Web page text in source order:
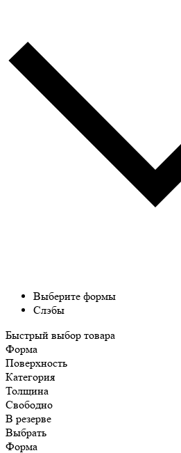
Выберите формы
Слэбы
Быстрый выбор товара
Форма
Поверхность
Категория
Толщина
Свободно
В резерве
Выбрать
Форма